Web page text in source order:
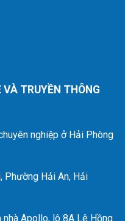
TRUYỀN THÔNG
nghiệp ở Hải Phòng
Hải An, Hải
Apollo, lô 8A Lê Hồng